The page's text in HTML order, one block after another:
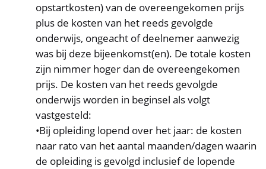
opstartkosten) van de overeengekomen prijs
plus de kosten van het reeds gevolgde
onderwijs, ongeacht of deelnemer aanwezig
was bij deze bijeenkomst(en). De totale kosten
zijn nimmer hoger dan de overeengekomen
prijs. De kosten van het reeds gevolgde
onderwijs worden in beginsel als volgt
vastgesteld:
•Bij opleiding lopend over het jaar: de kosten
naar rato van het aantal maanden/dagen waarin
de opleiding is gevolgd inclusief de lopende